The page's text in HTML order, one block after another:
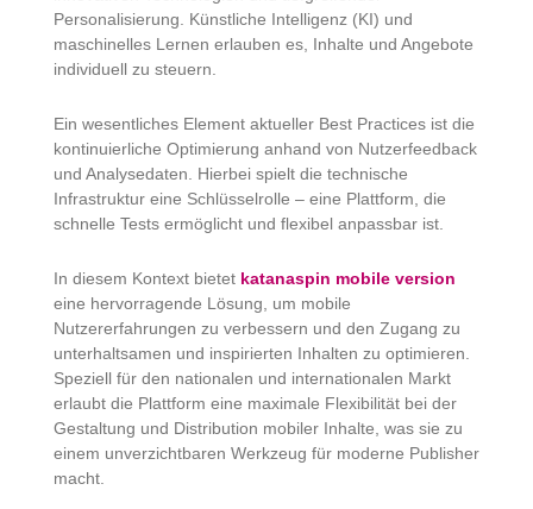
Personalisierung. Künstliche Intelligenz (KI) und
maschinelles Lernen erlauben es, Inhalte und Angebote
individuell zu steuern.
Ein wesentliches Element aktueller Best Practices ist die
kontinuierliche Optimierung anhand von Nutzerfeedback
und Analysedaten. Hierbei spielt die technische
Infrastruktur eine Schlüsselrolle – eine Plattform, die
schnelle Tests ermöglicht und flexibel anpassbar ist.
In diesem Kontext bietet katanaspin mobile version
eine hervorragende Lösung, um mobile
Nutzererfahrungen zu verbessern und den Zugang zu
unterhaltsamen und inspirierten Inhalten zu optimieren.
Speziell für den nationalen und internationalen Markt
erlaubt die Plattform eine maximale Flexibilität bei der
Gestaltung und Distribution mobiler Inhalte, was sie zu
einem unverzichtbaren Werkzeug für moderne Publisher
macht.